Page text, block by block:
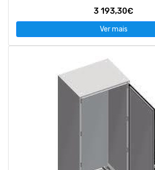
3 193,30€
Ver mais